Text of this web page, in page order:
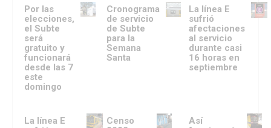
Por las
elecciones,
el Subte
será
gratuito y
funcionará
desde las 7
este
domingo
Cronograma
de servicio
de Subte
para la
Semana
Santa
La línea E
sufrió
afectaciones
al servicio
durante casi
16 horas en
septiembre
La línea E
Censo
Así